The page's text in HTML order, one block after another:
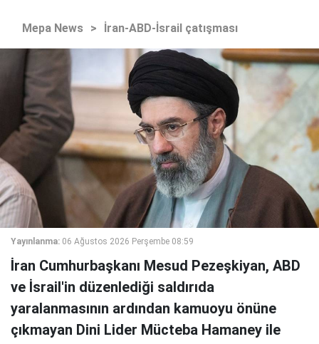
Mepa News > İran-ABD-İsrail çatışması
Yayınlanma: 06 Ağustos 2026 Perşembe 08:59
İran Cumhurbaşkanı Mesud Pezeşkiyan, ABD
ve İsrail'in düzenlediği saldırıda
yaralanmasının ardından kamuoyu önüne
çıkmayan Dini Lider Mücteba Hamaney ile